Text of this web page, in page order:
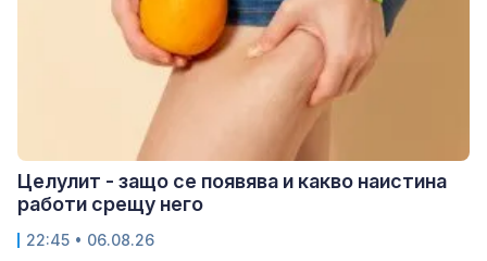
Целулит - защо се появява и какво наистина
работи срещу него
22:45 • 06.08.26